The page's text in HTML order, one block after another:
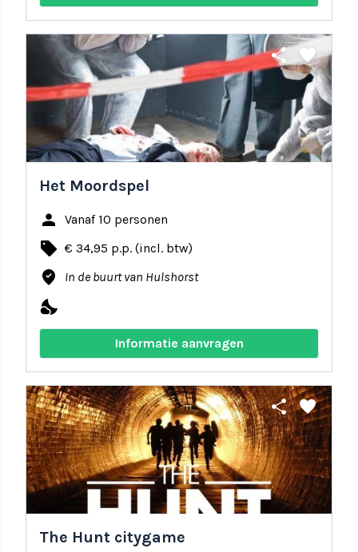
share favorite
Het Moordspel
person Vanaf 10 personen
local_offer € 34,95 p.p. (incl. btw)
where_to_vote In de buurt van Hulshorst
nights_stay
Informatie aanvragen
share favorite
The Hunt citygame